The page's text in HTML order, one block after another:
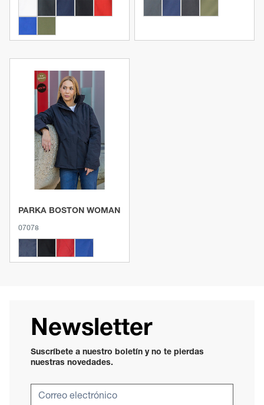
Ver producto
PARKA BOSTON WOMAN
07078
Newsletter
Suscríbete a nuestro boletín y no te pierdas
nuestras novedades.